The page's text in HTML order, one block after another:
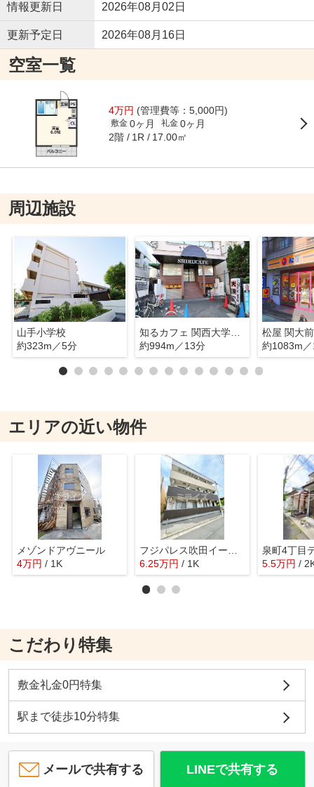
情報更新日 2026年08月02日
更新予定日 2026年08月16日
空室一覧
4万円 (管理費等：5,000円)
敷金 0ヶ月 礼金 0ヶ月
2階 1R 17.00㎡
周辺施設
山手小学校
約323m／5分
知るカフェ 関西大学前店
約994m／13分
松屋 関大
約1083m
エリアの近い物件
メゾンドアヴニール
4万円 / 1K
6.25万円 / 1K
泉町4丁目
5.5万円 /
こだわり特集
敷金礼金0円特集
駅まで徒歩10分特集
メールで共有する LINEで共有する